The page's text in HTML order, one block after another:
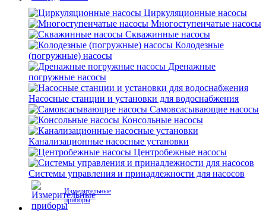
Циркуляционные насосы
Многоступенчатые насосы
Скважинные насосы
Колодезные
(погружные) насосы
Дренажные
погружные насосы
Насосные станции и установки для водоснабжения
Самовсасывающие насосы
Консольные насосы
Канализационные насосные установки
Центробежные насосы
Системы управления и принадлежности для насосов
Измерительные
приборы